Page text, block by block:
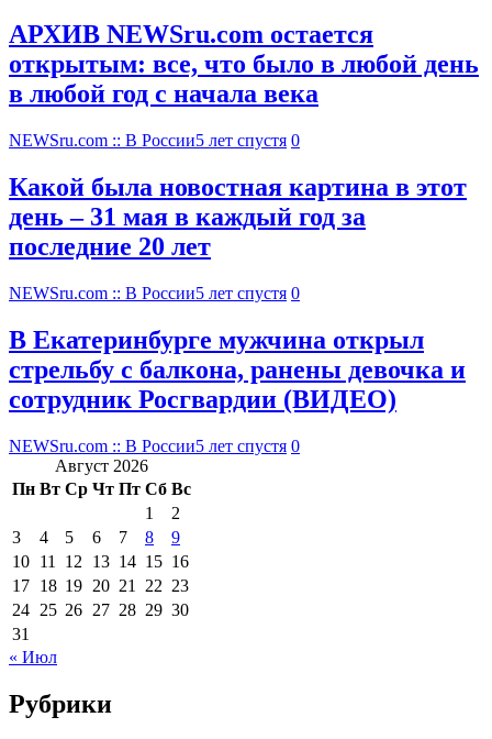
АРХИВ NEWSru.com остается
открытым: все, что было в любой день
в любой год с начала века
NEWSru.com :: В России5 лет спустя 0
Какой была новостная картина в этот
день – 31 мая в каждый год за
последние 20 лет
NEWSru.com :: В России5 лет спустя 0
В Екатеринбурге мужчина открыл
стрельбу с балкона, ранены девочка и
сотрудник Росгвардии (ВИДЕО)
NEWSru.com :: В России5 лет спустя 0
Август 2026
Пн Вт Ср Чт Пт Сб Вс
1
2
3
4 5 6 7 8
9
10 11 12 13 14 15 16
17 18 19 20 21 22 23
24 25 26 27 28 29 30
31
« Июл
Рубрики